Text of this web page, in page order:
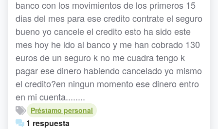
banco con los movimientos de los primeros 15
dias del mes para ese credito contrate el seguro
bueno yo cancele el credito esto ha sido este
mes hoy he ido al banco y me han cobrado 130
euros de un seguro k no me cuadra tengo k
pagar ese dinero habiendo cancelado yo mismo
el credito?en ningun momento ese dinero entro
en mi cuenta........
Préstamo personal
1 respuesta